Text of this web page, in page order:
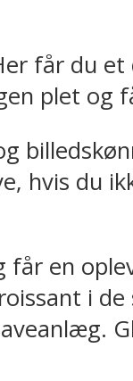
får du
plet og
hvis du
en
i